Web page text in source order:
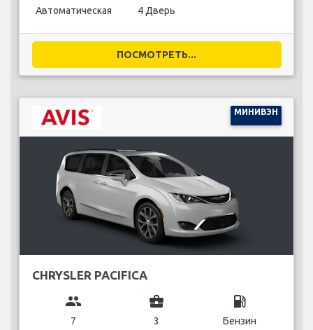
Автоматическая 4 Дверь
ПОСМОТРЕТЬ...
МИНИВЭН
CHRYSLER PACIFICA
group
7
business_center
3
local_gas_station
Бензин